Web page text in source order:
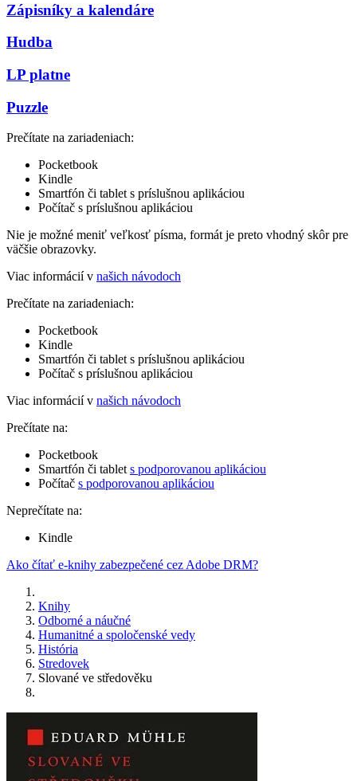
Zápisníky a kalendáre
Hudba
LP platne
Puzzle
Prečítate na zariadeniach:
Pocketbook
Kindle
Smartfón či tablet s príslušnou aplikáciou
Počítač s príslušnou aplikáciou
Nie je možné meniť veľkosť písma, formát je preto vhodný skôr pre
väčšie obrazovky.
Viac informácií v našich návodoch
Prečítate na zariadeniach:
Pocketbook
Kindle
Smartfón či tablet s príslušnou aplikáciou
Počítač s príslušnou aplikáciou
Viac informácií v našich návodoch
Prečítate na:
Pocketbook
Smartfón či tablet s podporovanou aplikáciou
Počítač s podporovanou aplikáciou
Neprečítate na:
Kindle
Ako čítať e-knihy zabezpečené cez Adobe DRM?
Knihy
Odborné a náučné
Humanitné a spoločenské vedy
História
Stredovek
Slované ve středověku